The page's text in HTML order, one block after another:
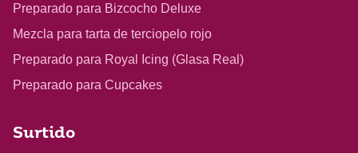
Preparado para Bizcocho Deluxe
Mezcla para tarta de terciopelo rojo
Preparado para Royal Icing (Glasa Real)
Preparado para Cupcakes
Surtido